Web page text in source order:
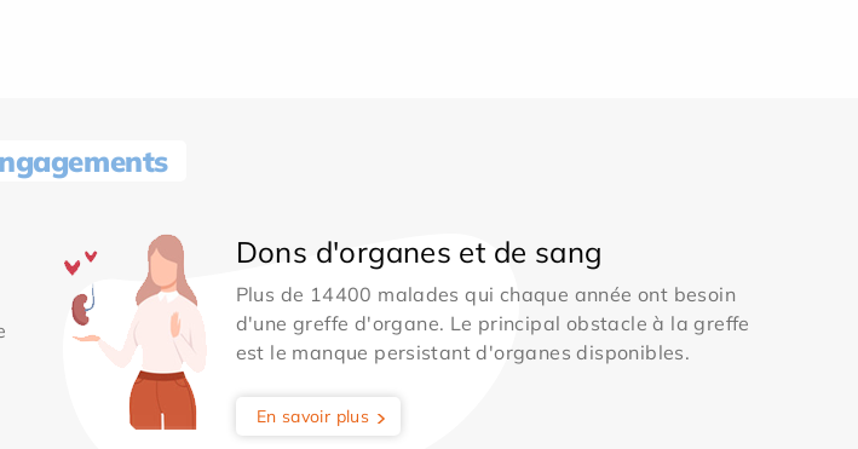
Dons d'organes et de sang
Plus de 14400 malades qui chaque année ont besoin
d'une greffe d'organe. Le principal obstacle à la greffe
est le manque persistant d'organes disponibles.
En savoir plus